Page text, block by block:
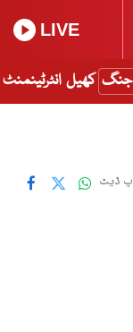
LIVE
جنگ کھیل انٹرٹینمنٹ
ڈیٹ